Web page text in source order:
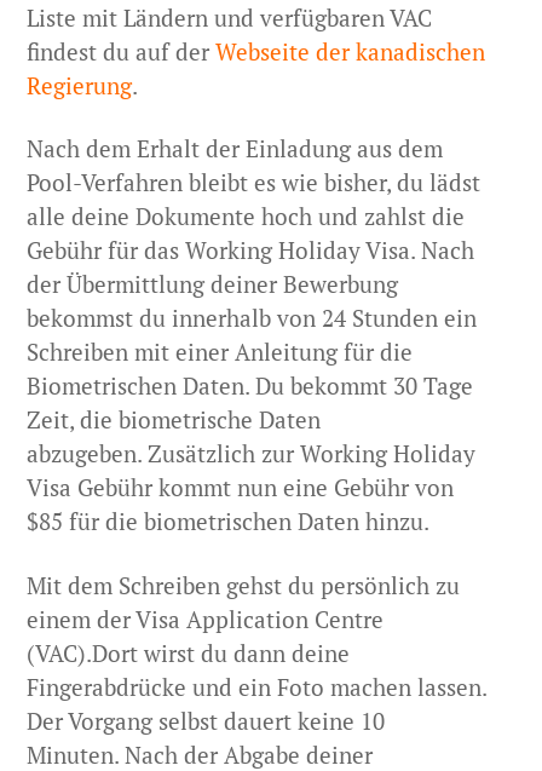
Liste mit Ländern und verfügbaren VAC
findest du auf derWebseite der kanadischen
Regierung.
Nach dem Erhalt der Einladung aus dem
Pool-Verfahren bleibt es wie bisher, du lädst
alle deine Dokumente hoch und zahlst die
Gebühr für das Working Holiday Visa. Nach
der Übermittlung deiner Bewerbung
bekommst du innerhalb von 24 Stunden ein
Schreiben mit einer Anleitung für die
Biometrischen Daten. Du bekommt 30 Tage
Zeit, die biometrische Daten
abzugeben. Zusätzlich zur Working Holiday
Visa Gebühr kommt nun eine Gebühr von
$85 für die biometrischen Daten hinzu.
Mit dem Schreiben gehst du persönlich zu
einem der Visa Application Centre
(VAC).Dort wirst du dann deine
Fingerabdrücke und ein Foto machen lassen.
Der Vorgang selbst dauert keine 10
Minuten. Nach der Abgabe deiner